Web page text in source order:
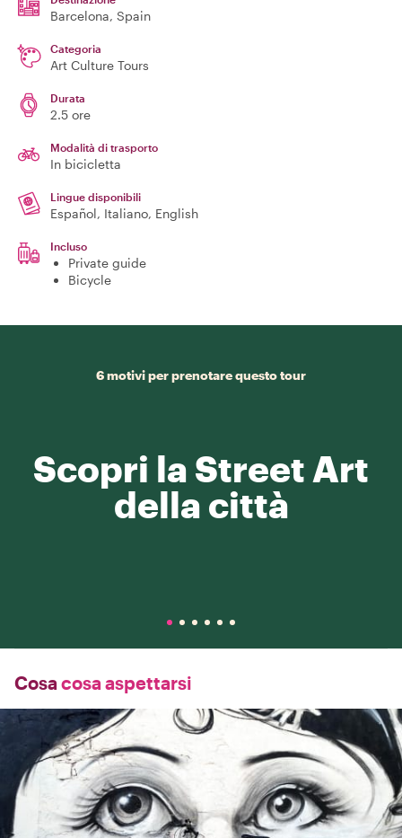
Barcelona, Spain
Categoria
Art Culture Tours
Durata
2.5 ore
Modalità di trasporto
In bicicletta
Lingue disponibili
Español, Italiano, English
Incluso
Private guide
Bicycle
6 motivi per prenotare questo tour
Scopri la Street Art
della città
Cosa cosa aspettarsi